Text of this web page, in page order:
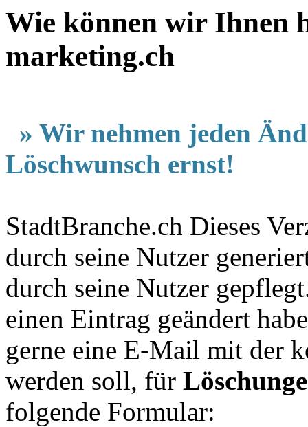
Wie können wir Ihnen
marketing.ch
» Wir nehmen jeden
Löschwunsch ernst!
StadtBranche.ch Dieses
durch seine Nutzer
durch seine Nutzer
einen Eintrag geändert
gerne eine E-Mail mit der
werden soll, für
folgende Formular: